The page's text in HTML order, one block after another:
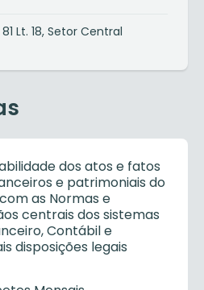
81 Lt. 18, Setor Central
dos atos e fatos
e patrimoniais do
as Normas e
centrais dos sistemas
Contábil e
disposições legais